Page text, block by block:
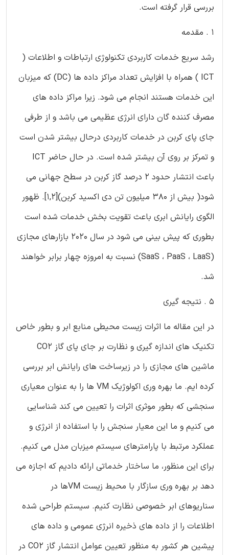
بررسی قرار گرفته است.
1 . مقدمه
رشد سریع خدمات کاربردی تکنولوژی ارتباطات و اطلاعات (
ICT ) همراه با افزایش تعداد مراکز داده ها (DC) که میزبان
این خدمات هستند انجام می شود. زیرا مراکز داده های
مصرف کننده گان دارای انرژی عظیمی می باشد و از طرفی
جای پای کربن در خدمات کاربردی درحال بیشتر شدن است
و تمرکز بر روی آن بیشتر شده است. در حال حاضر ICT
باعث انتشار حدود 2 درصد گاز کربن در سطح جهانی می
شود( بیش از 380 میلیون تن دی اکسید کربن)[1,2]. ظهور
الگوی رایانش ابری باعث تقویت بخش خدمات شده است
بطوری که پیش بینی می شود در سال 2020 بازارهای مجازی
(SaaS ، PaaS ، LaaS) نسبت به امروزه چهار برابر خواهند
شد.
5 . نتیجه گیری
در این مقاله ما اثرات زیست محیطی منابع ابر و بطور خاص
ماشین های مجازی را در زیرساخت های رایانش ابر بررسی
کرده ایم. ما بهره وری اکولوژیک VM ها را به عنوان معیاری
سنجشی که بطور موثری اثرات را تعیین می کند شناسایی
می کنیم و ما این معیار سنجش را با استفاده از انرژی و
عملکرد مرتبط با پارامترهای سیستم میزبان مدل می کنیم.
برای این منظور، ما ساختار خدماتی ارائه دادیم که اجازه می
دهد بر بهره وری سازگار با محیط زیست VMها در
سناریوهای ابر خصوصی نظارت کنیم. سیستم طراحی شده
اطلاعات را از داده های ذخیره انرژی عمومی و داده های
پیشین هر کشور به منظور تعیین عوامل انتشار گاز CO2 در